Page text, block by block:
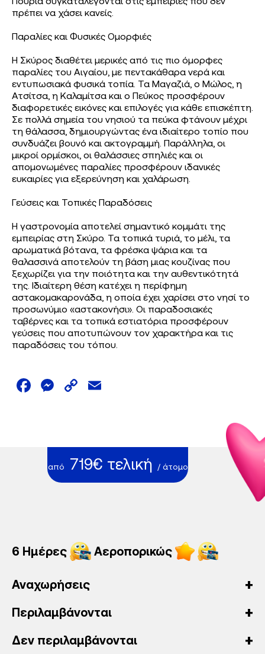
πρέπει να χάσει κανείς.
Παραλίες και Φυσικές Ομορφιές
Η Σκύρος διαθέτει μερικές από τις πιο όμορφες
παραλίες του Αιγαίου, με πεντακάθαρα νερά και
εντυπωσιακά φυσικά τοπία. Τα Μαγαζιά, ο Μώλος, η
Ατσίτσα, η Καλαμίτσα και ο Πεύκος προσφέρουν
διαφορετικές εικόνες και επιλογές για κάθε επισκέπτη.
Σε πολλά σημεία του νησιού τα πεύκα φτάνουν μέχρι
τη θάλασσα, δημιουργώντας ένα ιδιαίτερο τοπίο που
συνδυάζει βουνό και ακτογραμμή. Παράλληλα, οι
μικροί ορμίσκοι, οι θαλάσσιες σπηλιές και οι
απομονωμένες παραλίες προσφέρουν ιδανικές
ευκαιρίες για εξερεύνηση και χαλάρωση.
Γεύσεις και Τοπικές Παραδόσεις
Η γαστρονομία αποτελεί σημαντικό κομμάτι της
εμπειρίας στη Σκύρο. Τα τοπικά τυριά, το μέλι, τα
αρωματικά βότανα, τα φρέσκα ψάρια και τα
θαλασσινά αποτελούν τη βάση μιας κουζίνας που
ξεχωρίζει για την ποιότητα και την αυθεντικότητά
της. Ιδιαίτερη θέση κατέχει η περίφημη
αστακομακαρονάδα, η οποία έχει χαρίσει στο νησί το
προσωνύμιο «αστακονήσι». Οι παραδοσιακές
ταβέρνες και τα τοπικά εστιατόρια προσφέρουν
γεύσεις που αποτυπώνουν τον χαρακτήρα και τις
παραδόσεις του τόπου.
Facebook
Messenger
Copy
από 719€ τελική / άτομο
6 Ημέρες Αεροπορικώς
Αναχωρήσεις
Περιλαμβάνονται
Δεν περιλαμβάνονται